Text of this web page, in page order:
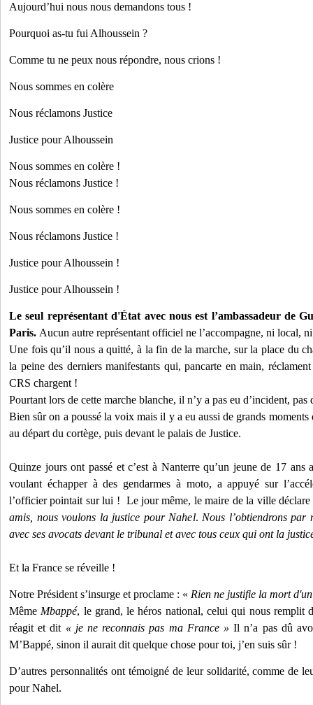
Aujourd’hui nous nous demandons tous !
Pourquoi as-tu fui Alhoussein ?
Comme tu ne peux nous répondre, nous crions !
Nous sommes en colère
Nous réclamons Justice
Justice pour Alhoussein
Nous sommes en colère !
Nous réclamons Justice !
Nous sommes en colère !
Nous réclamons Justice !
Justice pour Alhoussein !
Justice pour Alhoussein !
Le seul représentant d'État avec nous est l’ambassadeur de
Paris. Aucun autre représentant officiel ne l’accompagne, ni local,
Une fois qu’il nous a quitté, à la fin de la marche, sur la place du
la peine des derniers manifestants qui, pancarte en main,
CRS chargent !
Pourtant lors de cette marche blanche, il n’y a pas eu d’incident, pas
Bien sûr on a poussé la voix mais il y a eu aussi de grands
au départ du cortège, puis devant le palais de Justice.
Quinze jours ont passé et c’est à Nanterre qu’un jeune de 17 ans
voulant échapper à des gendarmes à moto, a appuyé sur
l’officier pointait sur lui ! Le jour même, le maire de la ville déclare
amis, nous voulons la justice pour Nahel. Nous l’obtiendrons par
avec ses avocats devant le tribunal et avec tous ceux qui ont la
Et la France se réveille !
Notre Président s’insurge et proclame : « Rien ne justifie la mort
Même Mbappé, le grand, le héros national, celui qui nous remplit
réagit et dit « je ne reconnais pas ma France »Il n’a pas dû
M’Bappé, sinon il aurait dit quelque chose pour toi, j’en suis sûr !
D’autres personnalités ont témoigné de leur solidarité, comme de
pour Nahel.